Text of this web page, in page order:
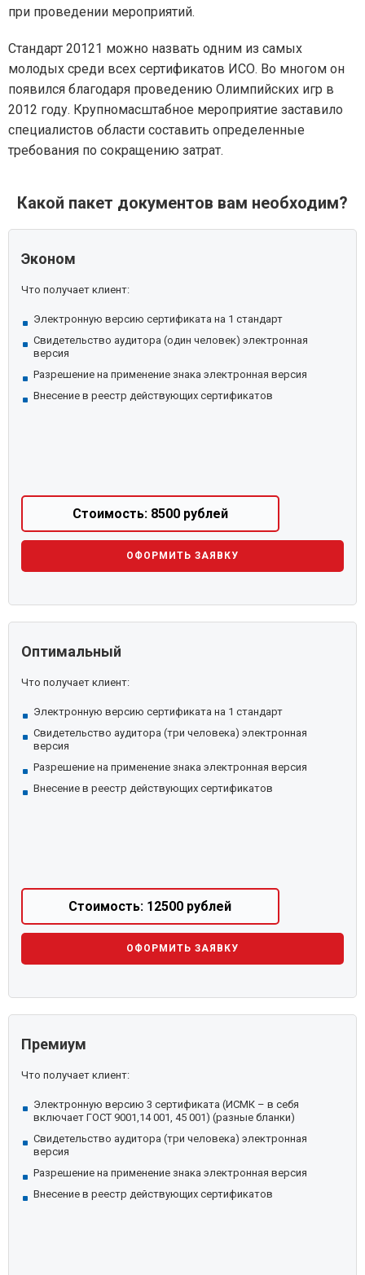
при проведении мероприятий.
Стандарт 20121 можно назвать одним из самых
молодых среди всех сертификатов ИСО. Во многом он
появился благодаря проведению Олимпийских игр в
2012 году. Крупномасштабное мероприятие заставило
специалистов области составить определенные
требования по сокращению затрат.
Какой пакет документов вам необходим?
Эконом
Что получает клиент:
Электронную версию сертификата на 1 стандарт
Свидетельство аудитора (один человек) электронная
версия
Разрешение на применение знака электронная версия
Внесение в реестр действующих сертификатов
Стоимость: 8500 рублей
ОФОРМИТЬ ЗАЯВКУ
Оптимальный
Что получает клиент:
Электронную версию сертификата на 1 стандарт
Свидетельство аудитора (три человека) электронная
версия
Разрешение на применение знака электронная версия
Внесение в реестр действующих сертификатов
Стоимость: 12500 рублей
ОФОРМИТЬ ЗАЯВКУ
Премиум
Что получает клиент:
Электронную версию 3 сертификата (ИСМК – в себя
включает ГОСТ 9001,14 001, 45 001) (разные бланки)
Свидетельство аудитора (три человека) электронная
версия
Разрешение на применение знака электронная версия
Внесение в реестр действующих сертификатов